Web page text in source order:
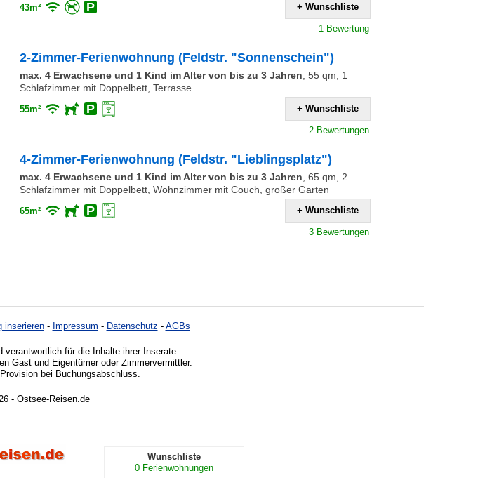
43m² + Wunschliste
1 Bewertung
2-Zimmer-Ferienwohnung (Feldstr. "Sonnenschein")
max. 4 Erwachsene und 1 Kind im Alter von bis zu 3 Jahren 55 qm, 1
Schlafzimmer mit Doppelbett, Terrasse
55m² + Wunschliste
2 Bewertungen
4-Zimmer-Ferienwohnung (Feldstr. "Lieblingsplatz")
max. 4 Erwachsene und 1 Kind im Alter von bis zu 3 Jahren 65 qm, 2
Schlafzimmer mit Doppelbett, Wohnzimmer mit Couch, großer Garten
65m² + Wunschliste
3 Bewertungen
inserieren- Impressum - Datenschutz - AGBs
verantwortlich für die Inhalte ihrer Inserate.
Gast und Eigentümer oder Zimmervermittler.
bei Buchungsabschluss.
- Ostsee-Reisen.de
Wunschliste
0 Ferienwohnungen